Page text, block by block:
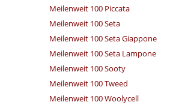
Meilenweit 100 Piccata
Meilenweit 100 Seta
Meilenweit 100 Seta Giappone
Meilenweit 100 Seta Lampone
Meilenweit 100 Sooty
Meilenweit 100 Tweed
Meilenweit 100 Woolycell